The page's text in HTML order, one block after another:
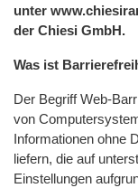
unter
der Chiesi GmbH.
Was ist
Der Begriff Web-
von
Informationen ohne
liefern, die auf
Einstellungen